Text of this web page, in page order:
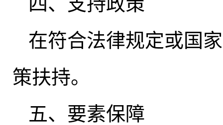
在符合法律规定或国
策扶持。
五、要素保障